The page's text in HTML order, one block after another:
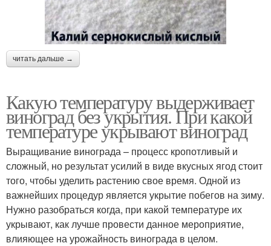
читать дальше →
Какую температуру выдерживает
виноград без укрытия. При какой
температуре укрывают виноград
Выращивание винограда – процесс кропотливый и
сложный, но результат усилий в виде вкусных ягод стоит
того, чтобы уделить растению свое время. Одной из
важнейших процедур является укрытие побегов на зиму.
Нужно разобраться когда, при какой температуре их
укрывают, как лучше провести данное мероприятие,
влияющее на урожайность винограда в целом.